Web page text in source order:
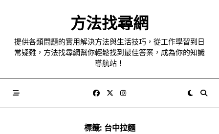
方法找尋網
提供各類問題的實用解決方法與生活技巧，從工作學習到日
常疑難，方法找尋網幫你輕鬆找到最佳答案，成為你的知識
導航站！
標籤: 台中拉麵